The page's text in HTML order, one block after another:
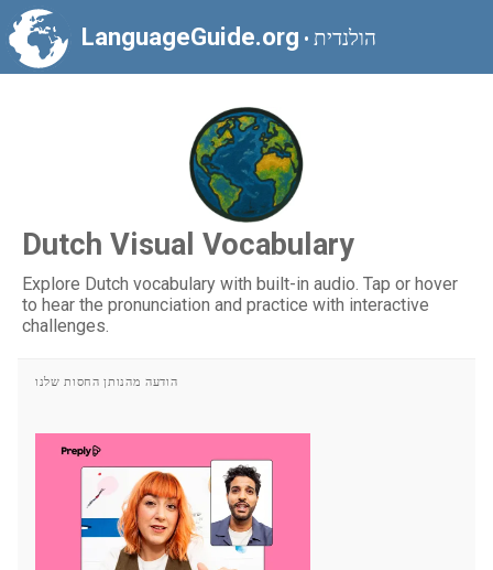
LanguageGuide.org • הולנדית
Dutch Visual Vocabulary
Explore Dutch vocabulary with built-in audio. Tap or hover
to hear the pronunciation and practice with interactive
challenges.
הודעה מהנותן החסות שלנו